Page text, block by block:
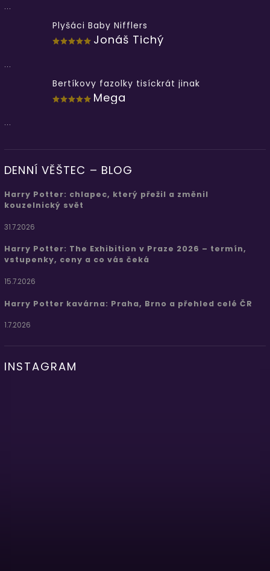
...
Plyšáci Baby Nifflers
Jonáš Tichý
...
Bertíkovy fazolky tisíckrát jinak
Mega
...
DENNÍ VĚŠTEC – BLOG
Harry Potter: chlapec, který přežil a změnil
kouzelnický svět
31.7.2026
Harry Potter: The Exhibition v Praze 2026 – termín,
vstupenky, ceny a co vás čeká
15.7.2026
Harry Potter kavárna: Praha, Brno a přehled celé ČR
1.7.2026
INSTAGRAM